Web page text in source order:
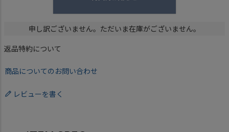
申し訳ございません。ただいま在庫がございません。
返品特約について
商品についてのお問い合わせ
レビューを書く